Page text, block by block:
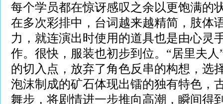
每个学员都在惊讶感叹之余以更饱满的
在多次彩排中，台词越来越精简，肢体
力，就连演出时使用的道具也是由心灵
作。很快，服装也初步到位。“居里夫
的切入点，放弃了角色反串的构想，选
泡沫制成的矿石体现出镭的独有特色，
舞步，将剧情进一步推向高潮，瞬间得